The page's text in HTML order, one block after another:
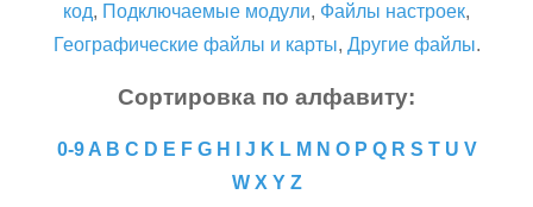
код, Подключаемые модули, Файлы настроек,
Географические файлы и карты, Другие файлы.
Сортировка по алфавиту:
0-9 A B C D E F G H J K L M N O P Q R S T U V
W X Y Z